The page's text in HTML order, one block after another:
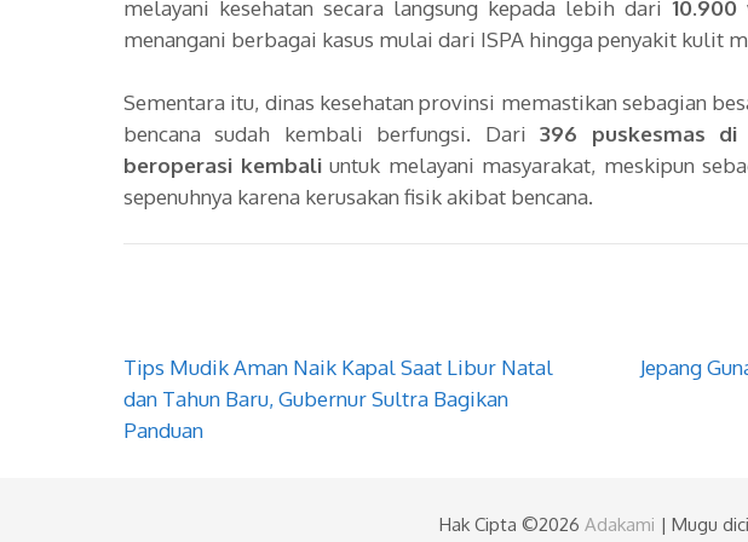
melayani kesehatan secara langsung kepada lebih dari
menangani berbagai kasus mulai dari ISPA hingga penyakit kulit
Sementara itu, dinas kesehatan provinsi memastikan sebagian
bencana sudah kembali berfungsi. Dari396 puskesmas di
beroperasi kembaliuntuk melayani masyarakat, meskipun
sepenuhnya karena kerusakan fisik akibat bencana.
Navigasi
pos
Tips Mudik Aman Naik Kapal Saat Libur Natal
dan Tahun Baru, Gubernur Sultra Bagikan
Panduan
Jepang
Hak Cipta ©2026 Adakami | Mugu